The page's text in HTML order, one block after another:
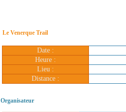
Le Venerque Trail
Date :
Heure :
Lieu :
Distance :
Organisateur